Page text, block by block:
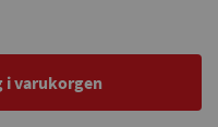
i varukorgen